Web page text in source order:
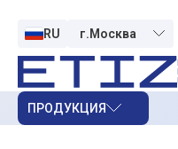
RU
ПРОДУКЦИЯ